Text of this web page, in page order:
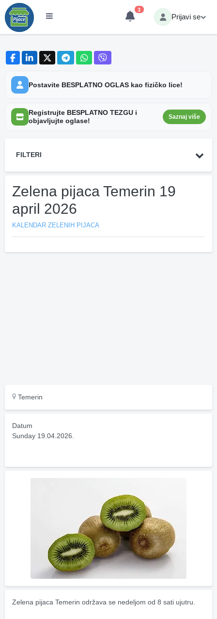
3
Prijavi se
Postavite BESPLATNO OGLAS kao fizičko lice!
Registrujte BESPLATNO TEZGU i
objavljujte oglase!
Saznaj više
FILTERI
Zelena pijaca Temerin 19
april 2026
KALENDAR ZELENIH PIJACA
Temerin
Datum
Sunday 19.04.2026.
Zelena pijaca Temerin održava se nedeljom od 8 sati ujutru.